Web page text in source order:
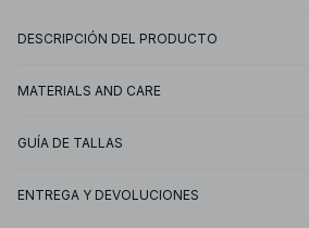
DESCRIPCIÓN DEL PRODUCTO
MATERIALS AND CARE
GUÍA DE TALLAS
ENTREGA Y DEVOLUCIONES